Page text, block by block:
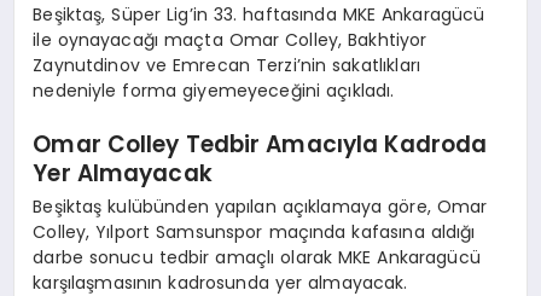
Beşiktaş, Süper Lig’in 33. haftasında MKE Ankaragücü
ile oynayacağı maçta Omar Colley, Bakhtiyor
Zaynutdinov ve Emrecan Terzi’nin sakatlıkları
nedeniyle forma giyemeyeceğini açıkladı.
Omar Colley Tedbir Amacıyla Kadroda
Yer Almayacak
Beşiktaş kulübünden yapılan açıklamaya göre, Omar
Colley, Yılport Samsunspor maçında kafasına aldığı
darbe sonucu tedbir amaçlı olarak MKE Ankaragücü
karşılaşmasının kadrosunda yer almayacak.